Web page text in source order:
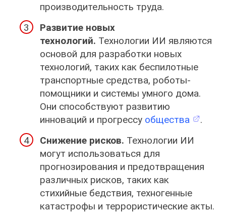
производительность труда.
Развитие новых
технологий. Технологии ИИ являются
основой для разработки новых
технологий, таких как беспилотные
транспортные средства, роботы-
помощники и системы умного дома.
Они способствуют развитию
инноваций и прогрессу общества
.
Снижение рисков. Технологии ИИ
могут использоваться для
прогнозирования и предотвращения
различных рисков, таких как
стихийные бедствия, техногенные
катастрофы и террористические акты.